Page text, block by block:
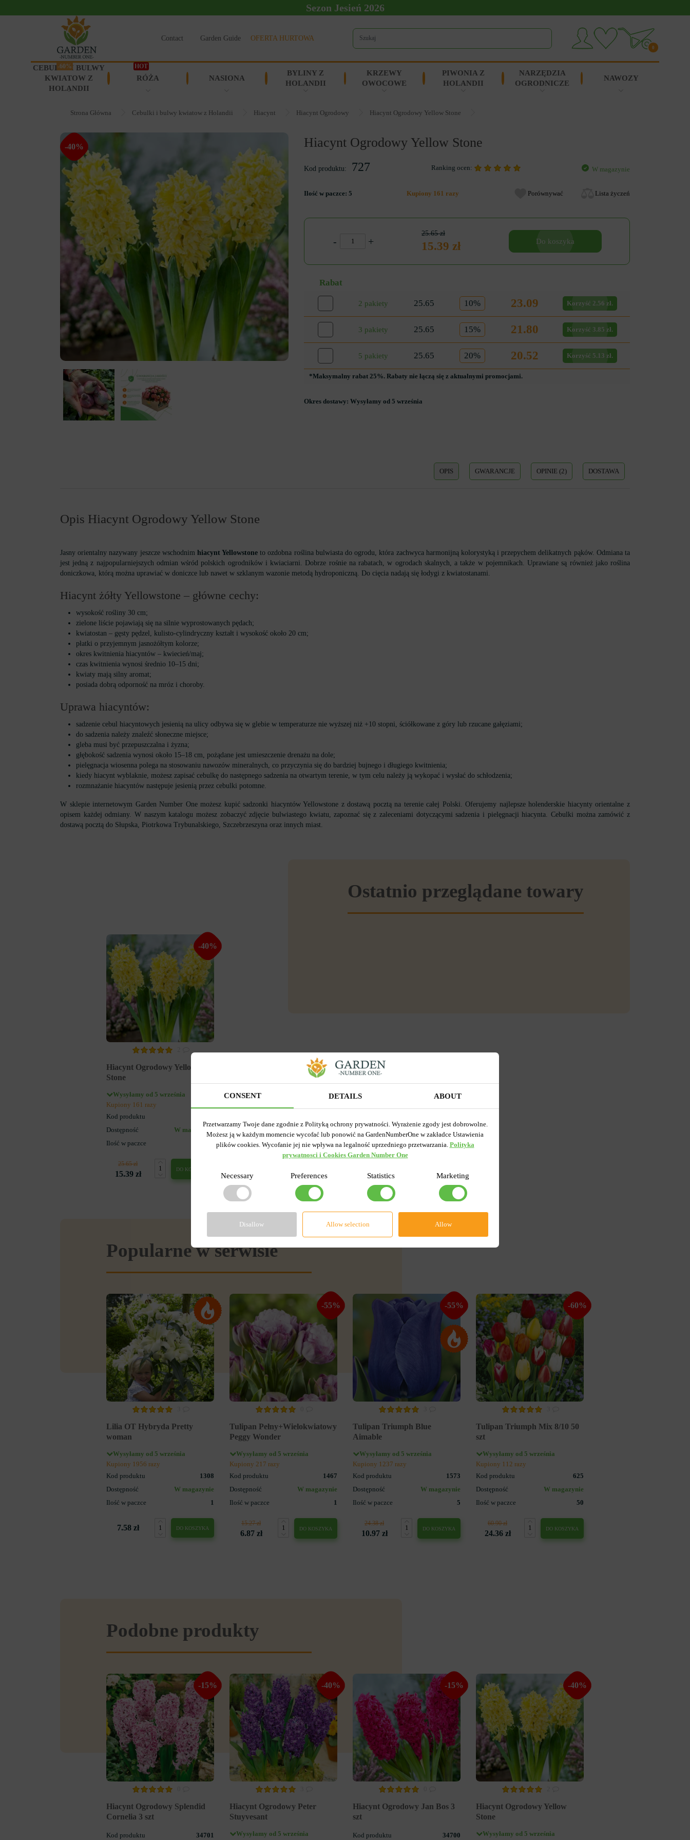
Sezon Jesień 2026
Contact Garden Guide OFERTA HURTOWA
0
CEBULKI I BULWY
KWIATOW Z
HOLANDII
-60%
RÓŻA
HOT
NASIONA
BYLINY Z
HOLANDII
KRZEWY
OWOCOWE
PIWONIA Z
HOLANDII
NARZĘDZIA
OGRODNICZE
NAWOZY
Strona Główna Cebulki i bulwy kwiatow z Holandii Hiacynt Hiacynt Ogrodowy Hiacynt Ogrodowy Yellow Stone
-40% Hiacynt Ogrodowy Yellow Stone
Kod produktu: 727 Ranking ocen: W magazynie
Ilość w paczce: 5 Kupiony 161 razy Porównywać Lista życzeń
- +
25.65 zł
15.39 zł Do koszyka
Rabat
2 pakiety 25.65 10% 23.09 Korzyść 2.56 zł.
3 pakiety 25.65 15% 21.80 Korzyść 3.85 zł.
5 pakiety 25.65 20% 20.52 Korzyść 5.13 zł.
*Maksymalny rabat 25%. Rabaty nie łączą się z aktualnymi promocjami.
Okres dostawy: Wysyłamy od 5 września
OPIS GWARANCJE OPINIE (2) DOSTAWA
Opis Hiacynt Ogrodowy Yellow Stone
Jasny orientalny nazywany jeszcze wschodnim hiacynt Yellowstone to ozdobna roślina bulwiasta do ogrodu, która zachwyca harmonijną kolorystyką i przepychem delikatnych pąków. Odmiana ta
jest jedną z najpopularniejszych odmian wśród polskich ogrodników i kwiaciarni. Dobrze rośnie na rabatach, w ogrodach skalnych, a także w pojemnikach. Uprawiane są również jako roślina
doniczkowa, którą można uprawiać w doniczce lub nawet w szklanym wazonie metodą hydroponiczną. Do cięcia nadają się łodygi z kwiatostanami.
Hiacynt żółty Yellowstone – główne cechy:
wysokość rośliny 30 cm;
zielone liście pojawiają się na silnie wyprostowanych pędach;
kwiatostan – gęsty pędzel, kulisto-cylindryczny kształt i wysokość około 20 cm;
płatki o przyjemnym jasnożółtym kolorze;
okres kwitnienia hiacyntów – kwiecień/maj;
czas kwitnienia wynosi średnio 10–15 dni;
kwiaty mają silny aromat;
posiada dobrą odporność na mróz i choroby.
Uprawa hiacyntów:
sadzenie cebul hiacyntowych jesienią na ulicy odbywa się w glebie w temperaturze nie wyższej niż +10 stopni, ściółkowane z góry lub rzucane gałęziami;
do sadzenia należy znaleźć słoneczne miejsce;
gleba musi być przepuszczalna i żyzna;
głębokość sadzenia wynosi około 15–18 cm, pożądane jest umieszczenie drenażu na dole;
pielęgnacja wiosenna polega na stosowaniu nawozów mineralnych, co przyczynia się do bardziej bujnego i długiego kwitnienia;
kiedy hiacynt wyblaknie, możesz zapisać cebulkę do następnego sadzenia na otwartym terenie, w tym celu należy ją wykopać i wysłać do schłodzenia;
rozmnażanie hiacyntów następuje jesienią przez cebulki potomne.
W sklepie internetowym Garden Number One możesz kupić sadzonki hiacyntów Yellowstone z dostawą pocztą na terenie całej Polski. Oferujemy najlepsze holenderskie hiacynty orientalne z
opisem każdej odmiany. W naszym katalogu możesz zobaczyć zdjęcie bulwiastego kwiatu, zapoznać się z zaleceniami dotyczącymi sadzenia i pielęgnacji hiacynta. Cebulki można zamówić z
dostawą pocztą do Słupska, Piotrkowa Trybunalskiego, Szczebrzeszyna oraz innych miast.
Ostatnio przeglądane towary
-40%
Hiacynt Ogrodowy Yellow
Stone
Wysyłamy od 5 września
Kupiony 161 razy
Kod produktu
Dostępność
W magazynie
Ilość w paczce
25.65 zł
15.39 zł
DO KOSZYKA
Popularne w serwisie
Lilia OT Hybryda Pretty
woman
Wysyłamy od 5 września
Kupiony 1956 razy
Kod produktu
1308
Dostępność
W magazynie
Ilość w paczce
1
7.58 zł DO KOSZYKA
-55%
Tulipan Pełny+Wielokwiatowy
Peggy Wonder
Wysyłamy od 5 września
Kupiony 217 razy
Kod produktu
1467
Dostępność
W magazynie
Ilość w paczce
1
15.27 zł
6.87 zł
DO KOSZYKA
-55%
Tulipan Triumph Blue
Aimable
Wysyłamy od 5 września
Kupiony 1237 razy
Kod produktu
1573
Dostępność
W magazynie
Ilość w paczce
5
24.38 zł
10.97 zł
DO KOSZYKA
-60%
Tulipan Triumph Mix 8/10 50
szt
Wysyłamy od 5 września
Kupiony 112 razy
Kod produktu
625
Dostępność
W magazynie
Ilość w paczce
50
60.90 zł
24.36 zł
DO KOSZYKA
Podobne produkty
-15%
Hiacynt Ogrodowy Splendid
Cornelia 3 szt
Kod produktu 34701
-40%
Hiacynt Ogrodowy Peter
Stuyvesant
Wysyłamy od 5 września
-15%
Hiacynt Ogrodowy Jan Bos 3
szt
Kod produktu 34700
-40%
Hiacynt Ogrodowy Yellow
Stone
Wysyłamy od 5 września
CONSENT DETAILS ABOUT
Przetwarzamy Twoje dane zgodnie z Polityką ochrony prywatności. Wyrażenie zgody jest dobrowolne.
Możesz ją w każdym momencie wycofać lub ponowić na GardenNumberOne w zakładce Ustawienia
plików cookies. Wycofanie jej nie wpływa na legalność uprzedniego przetwarzania. Polityka
prywatnosci i Cookies Garden Number One
Necessary Preferences Statistics Marketing
Disallow Allow selection Allow